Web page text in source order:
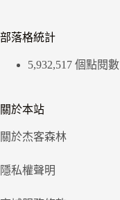
部落格統計
5,932,517 個點閱數
關於本站
關於杰客森林
隱私權聲明